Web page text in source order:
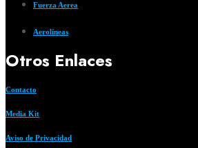
Fuerza Aerea
Aerolíneas
Otros Enlaces
Contacto
Media Kit
Aviso de Privacidad